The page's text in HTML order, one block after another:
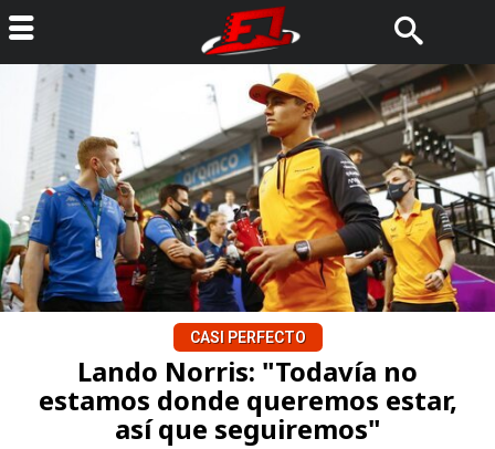
CASI PERFECTO
Lando Norris: "Todavía no
estamos donde queremos estar,
así que seguiremos"